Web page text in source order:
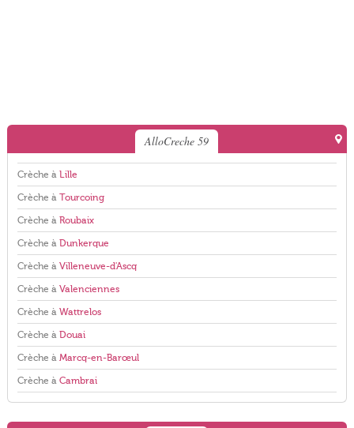
AlloCreche 59
Crèche à Lille
Crèche à Tourcoing
Crèche à Roubaix
Crèche à Dunkerque
Crèche à Villeneuve-d'Ascq
Crèche à Valenciennes
Crèche à Wattrelos
Crèche à Douai
Crèche à Marcq-en-Barœul
Crèche à Cambrai